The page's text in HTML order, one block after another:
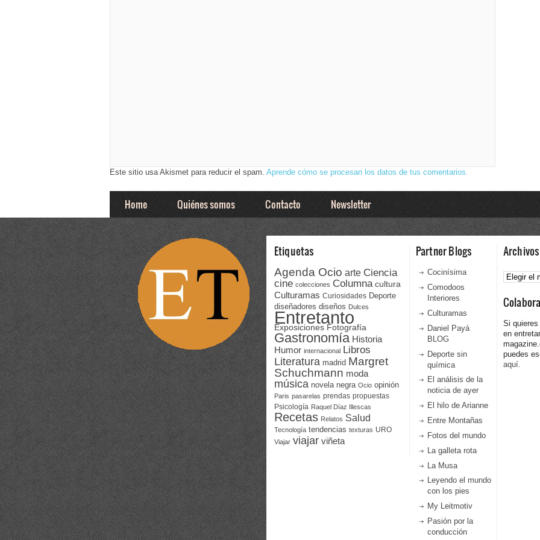
Este sitio usa Akismet para reducir el spam. Aprende cómo se procesan los datos de tus comentarios.
Home Quiénes somos Contacto Newsletter
Etiquetas
Agenda Ocio arte Ciencia
cine colecciones Columna cultura
Culturamas Curiosidades Deporte
diseñadores diseños Dulces
Entretanto
Exposiciones Fotografía
Gastronomía Historia
Humor internacional Libros
Literatura madrid Margret
Schuchmann moda
música novela negra Ocio opinión
Paris pasarelas prendas propuestas
Psicología Raquel Díaz Illescas
Recetas Relatos Salud
Tecnología tendencias texturas URO
Viajar viajar viñeta
Partner Blogs
Cocinísima
Comodoos
Interiores
Culturamas
Daniel Payá
BLOG
Deporte sin
química
El análisis de la
noticia de ayer
El hilo de Arianne
Entre Montañas
Fotos del mundo
La galleta rota
La Musa
Leyendo el mundo
con los pies
My Leitmotiv
Pasión por la
conducción
Archivos
Archivos
Si quieres
en
puedes
aquí.